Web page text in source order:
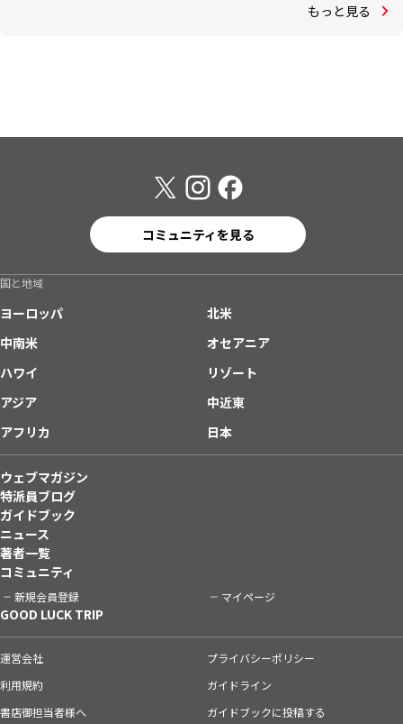
もっと見る
コミュニティを見る
国と地域
ヨーロッパ
北米
中南米
オセアニア
ハワイ
リゾート
アジア
中近東
アフリカ
日本
ウェブマガジン
特派員ブログ
ガイドブック
ニュース
著者一覧
コミュニティ
新規会員登録 マイページ
GOOD LUCK TRIP
運営会社
プライバシーポリシー
利用規約
ガイドライン
書店御担当者様へ
ガイドブックに投稿する